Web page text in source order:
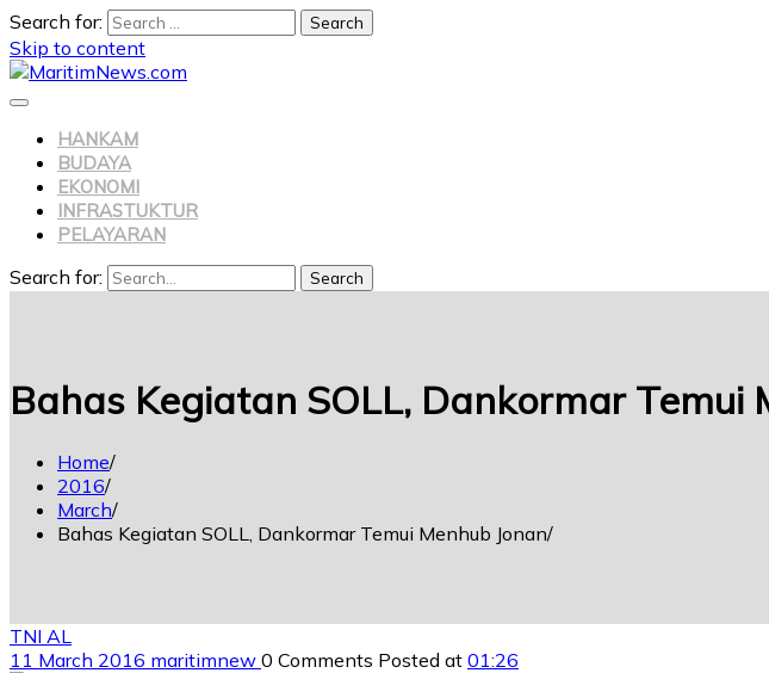
Search for:
Skip to content
HANKAM
BUDAYA
EKONOMI
INFRASTUKTUR
PELAYARAN
Search for: Search
Bahas Kegiatan SOLL, Dankormar Temui
Home
2016
March
Bahas Kegiatan SOLL, Dankormar Temui Menhub Jonan
TNI AL
11 March 2016 maritimnew 0 Comments Posted at 01:26